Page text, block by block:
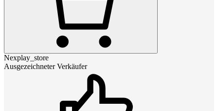
Nexplay_store
Ausgezeichneter Verkäufer